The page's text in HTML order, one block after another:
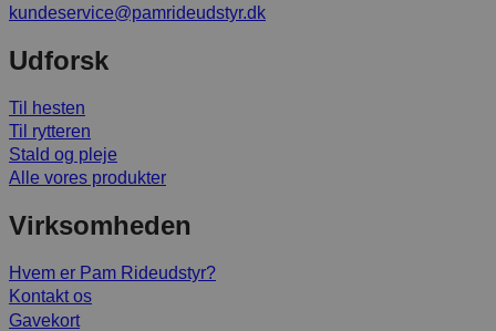
kundeservice@pamrideudstyr.dk
Udforsk
Til hesten
Til rytteren
Stald og pleje
Alle vores produkter
Virksomheden
Hvem er Pam Rideudstyr?
Kontakt os
Gavekort